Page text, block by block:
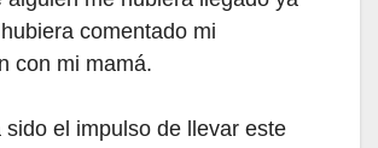
comentado mi
con mi mamá.
sido el impulso de llevar este